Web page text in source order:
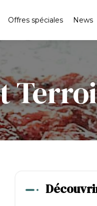
Offres spéciales News